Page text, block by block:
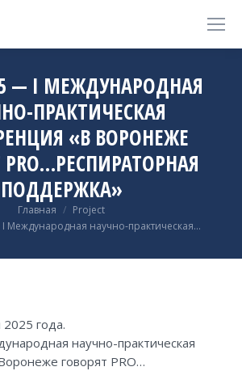
— I МЕЖДУНАРОДНАЯ
ПРАКТИЧЕСКАЯ
«В ВОРОНЕЖЕ
ПОДДЕРЖКА»
Главная
Project
Международная научно-практическая…
года.
научно-практическая
говорят PRO…